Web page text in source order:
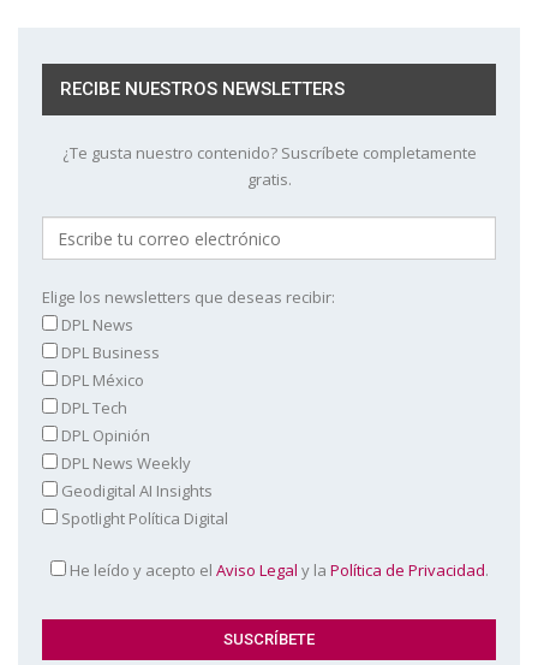
RECIBE NUESTROS NEWSLETTERS
¿Te gusta nuestro contenido? Suscríbete completamente
gratis.
Elige los newsletters que deseas recibir:
DPL News
DPL Business
DPL México
DPL Tech
DPL Opinión
DPL News Weekly
Geodigital AI Insights
Spotlight Política Digital
He leído y acepto el Aviso Legal y la Política de Privacidad.